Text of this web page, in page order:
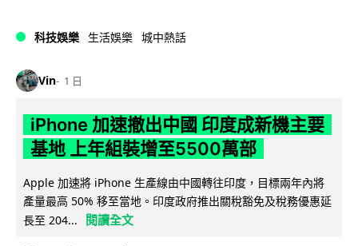
科技娛樂 生活娛樂 城中熱話
Vin 1 日
iPhone 加速撤出中國 印度成新機主要
基地 上年組裝增至5500萬部
Apple 加速將 iPhone 生產線由中國轉往印度，目標兩年內將
產量最高 50% 移至當地。印度政府推出關稅豁免及稅務優惠延
長至 204...
閱讀全文